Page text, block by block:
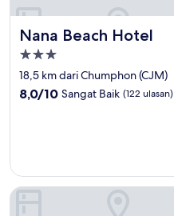
Nana Beach Hotel
Nana Beach Hotel
Properti
bintang
3.0
18,5 km dari Chumphon (CJM)
8.0
ulasan)
8,0/10 Sangat Baik (122 ulasan)
Baan Talay - Thungwualaen